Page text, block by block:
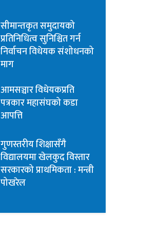
सीमान्तकृत समुदायको
प्रतिनिधित्व सुनिश्चित गर्न
निर्वाचन विधेयक संशोधनको
माग
आमसञ्चार विधेयकप्रति
पत्रकार महासंघको कडा
आपत्ति
गुणस्तरीय शिक्षासँगै
विद्यालयमा खेलकुद विस्तार
सरकारको प्राथमिकता : मन्त्री
पोखरेल